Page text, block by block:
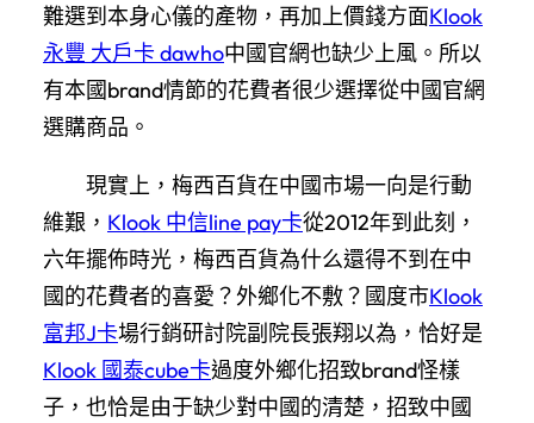
難選到本身心儀的產物，再加上價錢方面Klook
永豐 大戶卡 dawho中國官網也缺少上風。所以
有本國brand情節的花費者很少選擇從中國官網
選購商品。
現實上，梅西百貨在中國市場一向是行動
維艱， Klook 中信line pay卡從2012年到此刻，
六年擺佈時光，梅西百貨為什么還得不到在中
國的花費者的喜愛？外鄉化不敷？國度市Klook
富邦J卡場行銷研討院副院長張翔以為，恰好是
Klook 國泰cube卡過度外鄉化招致brand怪樣
子，也恰是由于缺少對中國的清楚，招致中國